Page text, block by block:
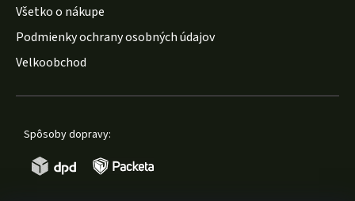
Všetko o nákupe
Podmienky ochrany osobných údajov
Velkoobchod
Spôsoby dopravy: